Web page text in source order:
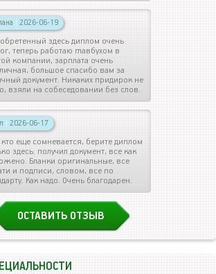
| 2026-06-19
здесь диплом очень
теперь работаю главбухом в
компании, зарплата очень
большое спасибо вам за
документ. Никаких придирок не
взяли на собеседовании без слов.
| 2026-06-17
кто еще сомневается, берите диплом
здесь: получил документ, все как
Бланки оригинальные, все
и подписи, словом, все по
Как надо. Очень благодарен.
ОСТАВИТЬ ОТЗЫВ